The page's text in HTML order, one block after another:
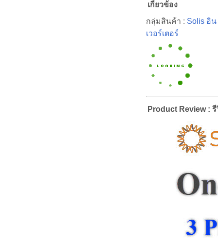
เกี่ยวข้อง
กลุ่มสินค้า : Solis อิน
เวอร์เตอร์
Product Review :